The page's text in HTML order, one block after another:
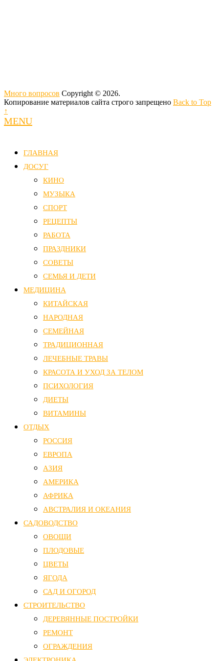
Много вопросов Copyright © 2026.
Копирование материалов сайта строго запрещено Back to Top
↑
MENU
ГЛАВНАЯ
ДОСУГ
КИНО
МУЗЫКА
СПОРТ
РЕЦЕПТЫ
РАБОТА
ПРАЗДНИКИ
СОВЕТЫ
СЕМЬЯ И ДЕТИ
МЕДИЦИНА
КИТАЙСКАЯ
НАРОДНАЯ
СЕМЕЙНАЯ
ТРАДИЦИОННАЯ
ЛЕЧЕБНЫЕ ТРАВЫ
КРАСОТА И УХОД ЗА ТЕЛОМ
ПСИХОЛОГИЯ
ДИЕТЫ
ВИТАМИНЫ
ОТДЫХ
РОССИЯ
ЕВРОПА
АЗИЯ
АМЕРИКА
АФРИКА
АВСТРАЛИЯ И ОКЕАНИЯ
САДОВОДСТВО
ОВОЩИ
ПЛОДОВЫЕ
ЦВЕТЫ
ЯГОДА
САД И ОГОРОД
СТРОИТЕЛЬСТВО
ДЕРЕВЯННЫЕ ПОСТРОЙКИ
РЕМОНТ
ОГРАЖДЕНИЯ